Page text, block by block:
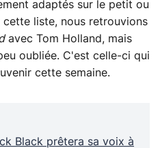
adaptés sur le petit ou
cette liste, nous retrouvions
avec Tom Holland, mais
oubliée. C'est celle-ci qui
cette semaine.
Black prêtera sa voix à